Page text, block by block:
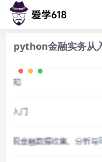
python金融实务从